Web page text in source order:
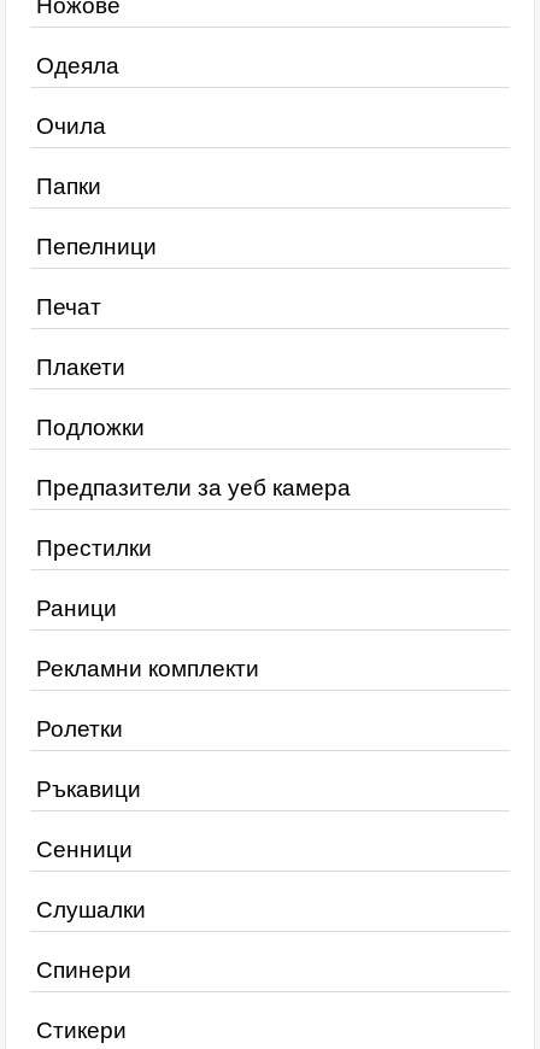
Ножове
Одеяла
Очила
Папки
Пепелници
Печат
Плакети
Подложки
Предпазители за уеб камера
Престилки
Раници
Рекламни комплекти
Ролетки
Ръкавици
Сенници
Слушалки
Спинери
Стикери